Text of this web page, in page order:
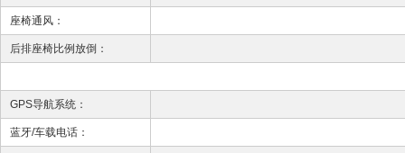
座椅通风：
后排座椅比例放倒：
GPS导航系统：
蓝牙/车载电话：